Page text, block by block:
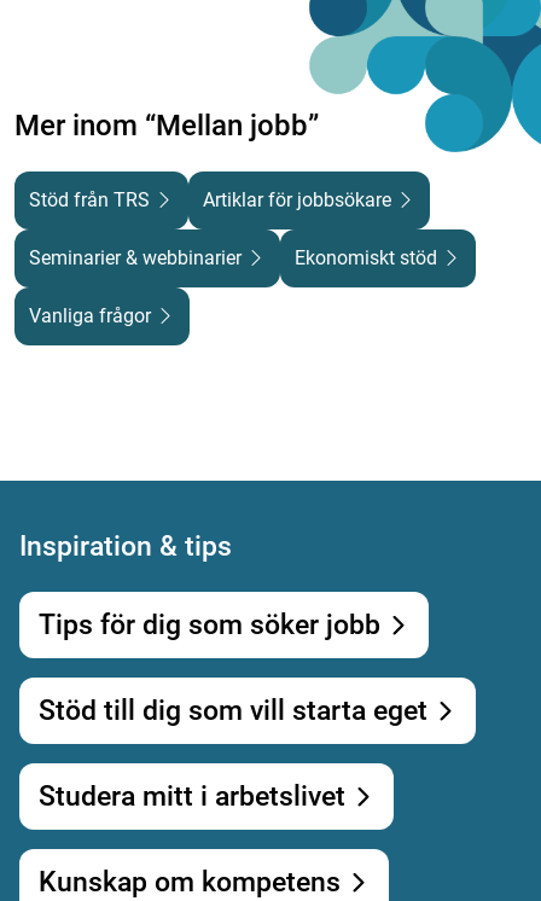
Mer inom “Mellan jobb”
Stöd från TRS Artiklar för jobbsökare
Seminarier & webbinarier Ekonomiskt stöd
Vanliga frågor
Inspiration & tips
Tips för dig som söker jobb
Stöd till dig som vill starta eget
Studera mitt i arbetslivet
Kunskap om kompetens